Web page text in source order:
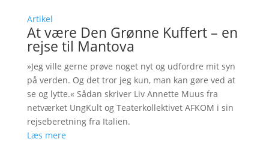
Artikel
At være Den Grønne Kuffert – en
rejse til Mantova
»Jeg ville gerne prøve noget nyt og udfordre mit syn
på verden. Og det tror jeg kun, man kan gøre ved at
se og lytte.« Sådan skriver Liv Annette Muus fra
netværket UngKult og Teaterkollektivet AFKOM i sin
rejseberetning fra Italien.
Læs mere